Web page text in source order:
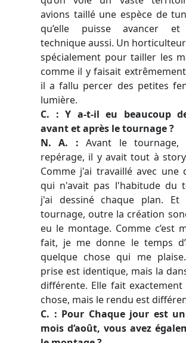
avions taillé une espèce de
qu’elle puisse avancer et
technique aussi. Un
spécialement pour tailler les
comme il y faisait
il a fallu percer des petites
lumière.
C. : Y a-t-il eu beaucoup
avant et après le tournage ?
N. A. : Avant le
repérage, il y avait tout à
Comme j'ai travaillé avec une
qui n'avait pas l'habitude du
j'ai dessiné chaque plan. Et
tournage, outre la création
eu le montage. Comme c’est
fait, je me donne le temps
quelque chose qui me
prise est identique, mais la
différente. Elle fait
chose, mais le rendu est
C. : Pour Chaque jour est
mois d’août, vous avez